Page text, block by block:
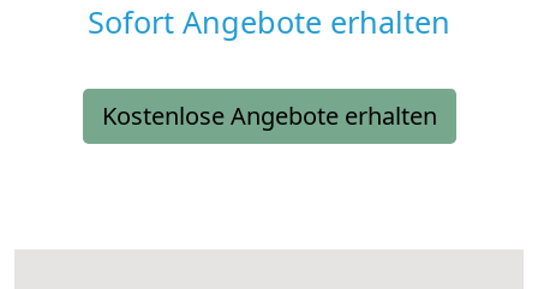
Sofort Angebote erhalten
Kostenlose Angebote erhalten